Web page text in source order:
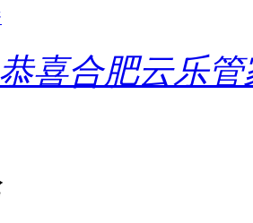
恭喜合肥云乐